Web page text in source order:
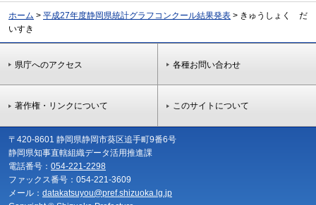
ホーム > 平成27年度静岡県統計グラフコンクール結果発表 > きゅうしょく だ
いすき
県庁へのアクセス 各種お問い合わせ
著作権・リンクについて このサイトについて
〒420-8601 静岡県静岡市葵区追手町9番6号
静岡県知事直轄組織データ活用推進課
電話番号： 054-221-2298
ファックス番号：054-221-3609
メール： datakatsuyou@pref.shizuoka.lg.jp